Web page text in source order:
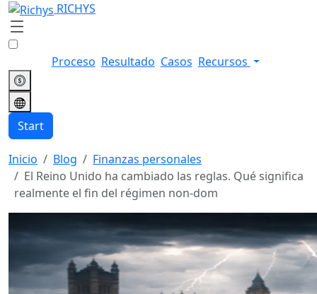
RICHYS
Proceso Resultado Casos Recursos
Start
Inicio Blog
Finanzas personales
El Reino Unido ha cambiado las reglas. Qué significa
realmente el fin del régimen non-dom